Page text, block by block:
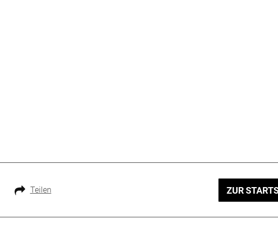
Teilen ZUR